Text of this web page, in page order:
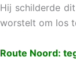
Hij schilderde
worstelt om los
Route Noord: